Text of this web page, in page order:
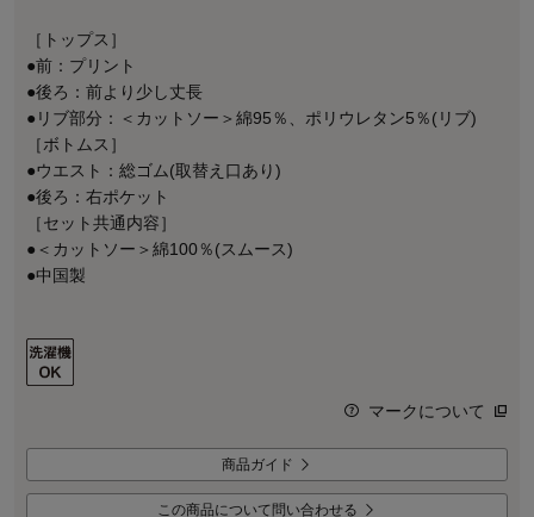
［トップス］
●前：プリント
●後ろ：前より少し丈長
●リブ部分：＜カットソー＞綿95％、ポリウレタン5％(リブ)
［ボトムス］
●ウエスト：総ゴム(取替え口あり)
●後ろ：右ポケット
［セット共通内容］
●＜カットソー＞綿100％(スムース)
●中国製
マークについて
商品ガイド
この商品について問い合わせる